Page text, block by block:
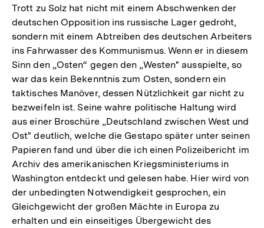
Trott zu Solz hat nicht mit einem Abschwenken der
deutschen Opposition ins russische Lager gedroht,
sondern mit einem Abtreiben des deutschen Arbeiters
ins Fahrwasser des Kommunismus. Wenn er in diesem
Sinn den „Osten“ gegen den „Westen" ausspielte, so
war das kein Bekenntnis zum Osten, sondern ein
taktisches Manöver, dessen Nützlichkeit gar nicht zu
bezweifeln ist. Seine wahre politische Haltung wird
aus einer Broschüre „Deutschland zwischen West und
Ost" deutlich, welche die Gestapo später unter seinen
Papieren fand und über die ich einen Polizeibericht im
Archiv des amerikanischen Kriegsministeriums in
Washington entdeckt und gelesen habe. Hier wird von
der unbedingten Notwendigkeit gesprochen, ein
Gleichgewicht der großen Mächte in Europa zu
erhalten und ein einseitiges Übergewicht des